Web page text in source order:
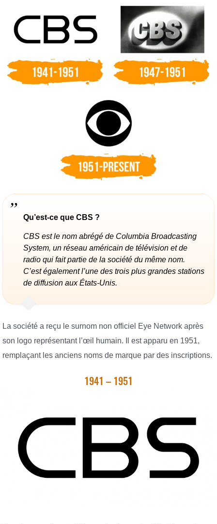
Qu’est-ce que CBS ?
CBS est le nom abrégé de Columbia Broadcasting
System, un réseau américain de télévision et de
radio qui fait partie de la société du même nom.
C’est également l’une des trois plus grandes stations
de diffusion aux États-Unis.
La société a reçu le surnom non officiel Eye Network après
son logo représentant l’œil humain. Il est apparu en 1951,
remplaçant les anciens noms de marque par des inscriptions.
1941 – 1951